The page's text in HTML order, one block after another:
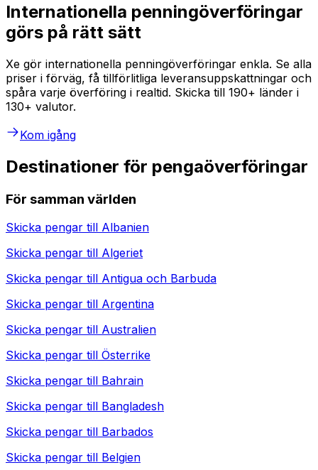
Internationella penningöverföringar
görs på rätt sätt
Xe gör internationella penningöverföringar enkla. Se alla
priser i förväg, få tillförlitliga leveransuppskattningar och
spåra varje överföring i realtid. Skicka till 190+ länder i
130+ valutor.
Kom igång
Destinationer för pengaöverföringar
För samman världen
Skicka pengar till Albanien
Skicka pengar till Algeriet
Skicka pengar till Antigua och Barbuda
Skicka pengar till Argentina
Skicka pengar till Australien
Skicka pengar till Österrike
Skicka pengar till Bahrain
Skicka pengar till Bangladesh
Skicka pengar till Barbados
Skicka pengar till Belgien